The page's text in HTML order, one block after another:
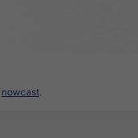
nowcast.